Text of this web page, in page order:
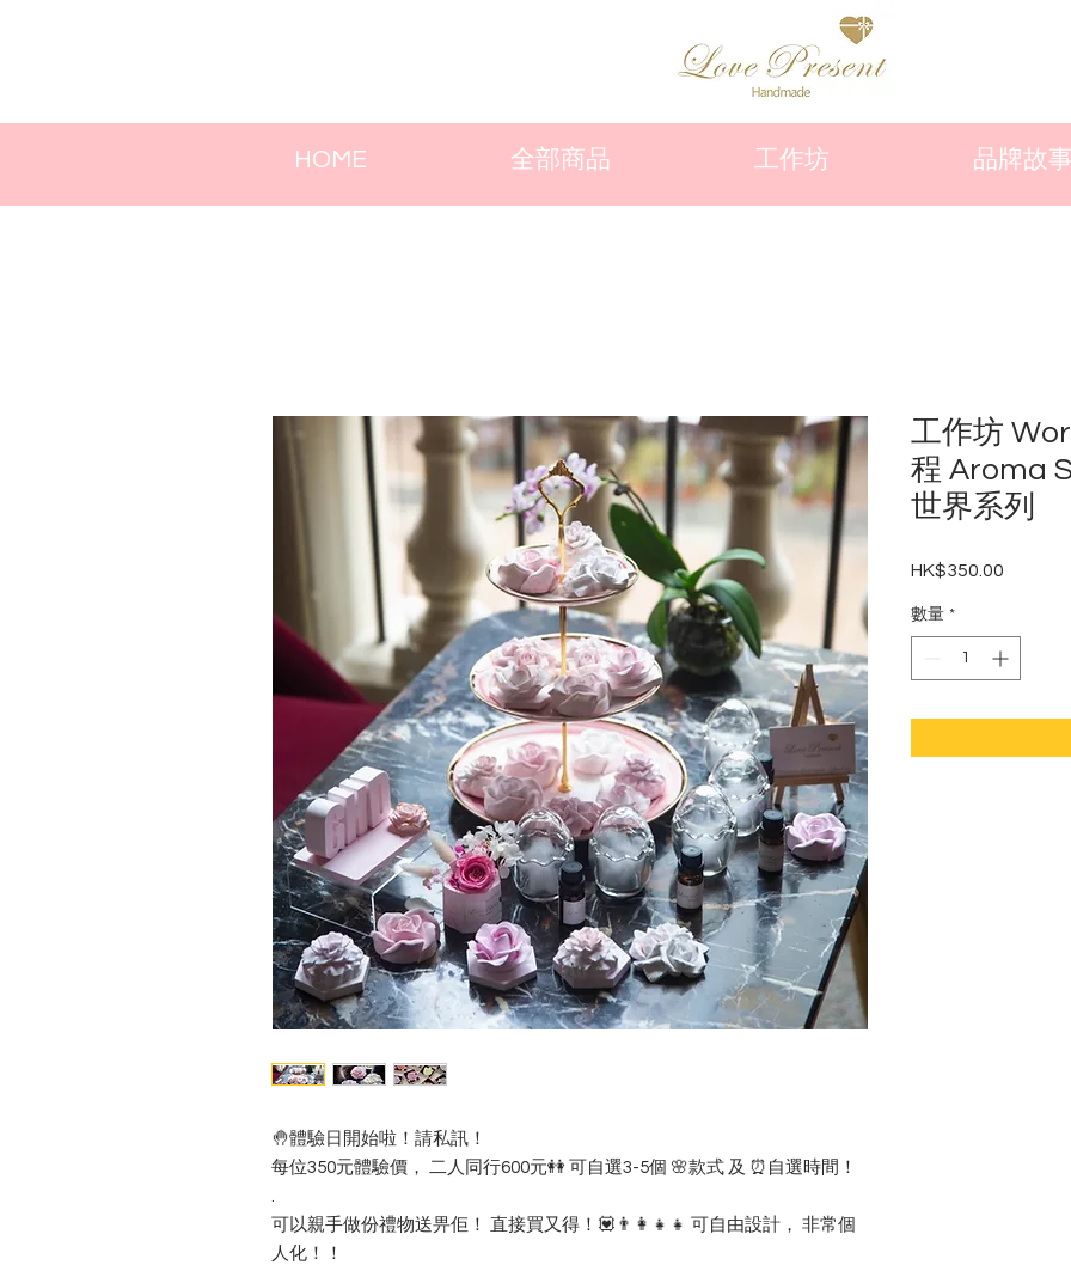
HOME 全部商品 工作坊 品牌故事
🤚體驗日開始啦！請私訊！
每位350元體驗價， 二人同行600元👭 可自選3-5個 🌸款式 及 ⏰自選時間！
可以親手做份禮物送畀佢！ 直接買又得！💟👨‍👩‍👧‍👧 可自由設計， 非常個
人化！！
工作坊
程 Aroma
世界系列
HK$350.00
數量 *